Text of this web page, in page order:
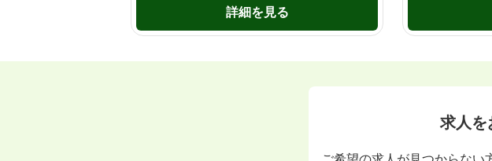
詳細を見る
求人